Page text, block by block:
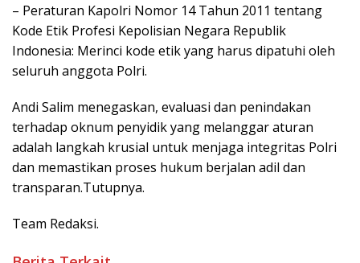
– Peraturan Kapolri Nomor 14 Tahun 2011 tentang
Kode Etik Profesi Kepolisian Negara Republik
Indonesia: Merinci kode etik yang harus dipatuhi oleh
seluruh anggota Polri.
Andi Salim menegaskan, evaluasi dan penindakan
terhadap oknum penyidik yang melanggar aturan
adalah langkah krusial untuk menjaga integritas Polri
dan memastikan proses hukum berjalan adil dan
transparan.Tutupnya.
Team Redaksi.